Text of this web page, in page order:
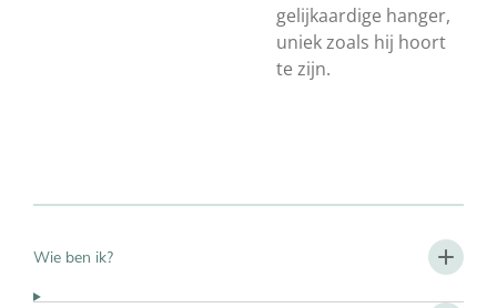
gelijkaardige hanger,
uniek zoals hij hoort
te zijn.
Wie ben ik?